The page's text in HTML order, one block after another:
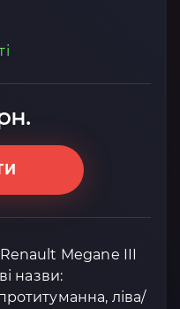
Megane III
назви:
ліва/